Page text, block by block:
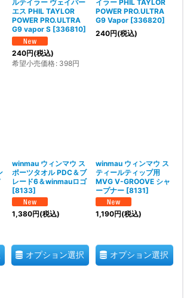
ルテイラー ヴェイパー
エス PHIL TAYLOR
POWER PRO.ULTRA
G9 vapor S [336810]
240円(税込)
希望小売価格: 398円
イラー PHIL TAYLOR
POWER PRO.ULTRA
G9 Vapor [336820]
240円(税込)
winmau ウィンマウ ス
ポーツタオル PDC＆ブ
レード6＆winmauロゴ
[8133]
1,380円(税込)
オプション選択
winmau ウィンマウ ス
ティールティップ用
MVG V-GROOVE シャ
ープナー [8131]
1,190円(税込)
オプション選択